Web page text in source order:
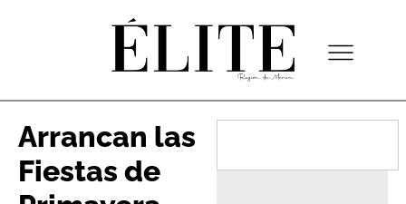
Arrancan las
Fiestas de